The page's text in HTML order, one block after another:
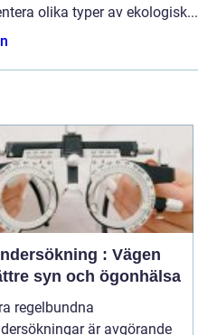
olika typer av ekologisk...
: Vägen
syn och ögonhälsa
regelbundna
är avgörande